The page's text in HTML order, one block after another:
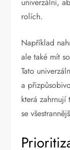
rolích.
Například
ale také mít
Tato
a
která
se